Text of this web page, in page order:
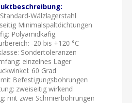
Wälzlagerstahl
Minimalspaltdichtungen
Polyamidkäfig
-20 bis +120 °C
Sondertoleranzen
einzelnes Lager
60 Grad
Befestigungsbohrungen
zweiseitig wirkend
mit zwei Schmierbohrungen